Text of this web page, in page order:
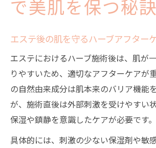
で美肌を保つ秘訣
エステ後の肌を守るハーブアフター
エステにおけるハーブ施術後は、肌が
りやすいため、適切なアフターケアが
の自然由来成分は肌本来のバリア機能
が、施術直後は外部刺激を受けやすい
保湿や鎮静を意識したケアが必要です。
具体的には、刺激の少ない保湿剤や敏